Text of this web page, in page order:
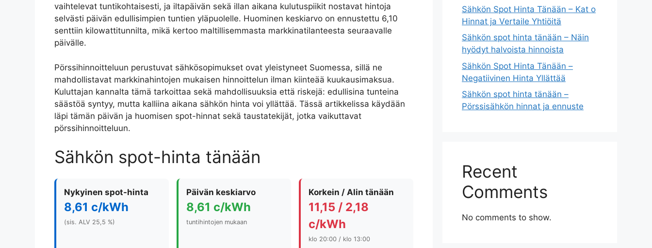
vaihtelevat tuntikohtaisesti, ja iltapäivän sekä illan aikana kulutuspiikit nostavat hintoja
selvästi päivän edullisimpien tuntien yläpuolelle. Huominen keskiarvo on ennustettu 6,10
senttiin kilowattitunnilta, mikä kertoo maltillisemmasta markkinatilanteesta seuraavalle
päivälle.
Pörssihinnoitteluun perustuvat sähkösopimukset ovat yleistyneet Suomessa, sillä ne
mahdollistavat markkinahintojen mukaisen hinnoittelun ilman kiinteää kuukausimaksua.
Kuluttajan kannalta tämä tarkoittaa sekä mahdollisuuksia että riskejä: edullisina tunteina
säästöä syntyy, mutta kalliina aikana sähkön hinta voi yllättää. Tässä artikkelissa käydään
läpi tämän päivän ja huomisen spot-hinnat sekä taustatekijät, jotka vaikuttavat
pörssihinnoitteluun.
Sähkön spot-hinta tänään
Nykyinen spot-hinta
8,61 c/kWh
(sis. ALV 25,5 %)
Päivän keskiarvo
8,61 c/kWh
tuntihintojen mukaan
Korkein / Alin tänään
11,15 / 2,18
c/kWh
klo 20:00 / klo 13:00
Sähkön Spot Hinta Tänään – Kat o
Hinnat ja Vertaile Yhtiöitä
Sähkön spot hinta tänään – Näin
hyödyt halvoista hinnoista
Sähkön Spot Hinta Tänään –
Negatiivinen Hinta Yllättää
Sähkön spot hinta tänään –
Pörssisähkön hinnat ja ennuste
Recent
Comments
No comments to show.